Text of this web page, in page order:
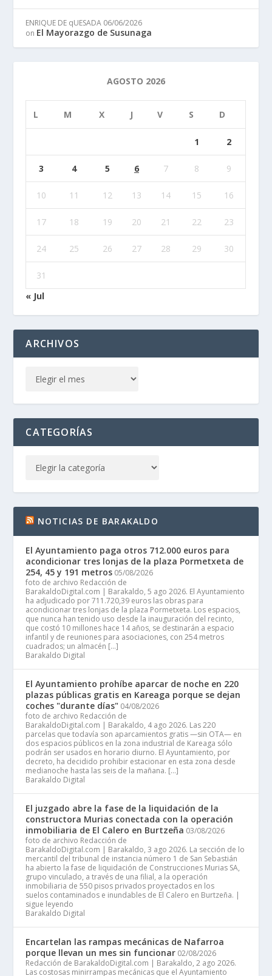
ENRIQUE DE qUESADA 06/06/2026
on El Mayorazgo de Susunaga
AGOSTO 2026
L M X J V S D
1 2
3 4 5 6 7 8 9
10 11 12 13 14 15 16
17 18 19 20 21 22 23
24 25 26 27 28 29 30
31
« Jul
ARCHIVOS
CATEGORÍAS
NOTICIAS DE BARAKALDO
El Ayuntamiento paga otros 712.000 euros para
acondicionar tres lonjas de la plaza Pormetxeta de
254, 45 y 191 metros 05/08/2026
foto de archivo Redacción de
BarakaldoDigital.com | Barakaldo, 5 ago 2026. El Ayuntamiento
ha adjudicado por 711.720,39 euros las obras para
acondicionar tres lonjas de la plaza Pormetxeta. Los espacios,
que nunca han tenido uso desde la inauguración del recinto,
que costó 10 millones hace 14 años, se destinarán a espacio
infantil y de reuniones para asociaciones, con 254 metros
cuadrados; un almacén […]
Barakaldo Digital
El Ayuntamiento prohíbe aparcar de noche en 220
plazas públicas gratis en Kareaga porque se dejan
coches "durante días" 04/08/2026
foto de archivo Redacción de
BarakaldoDigital.com | Barakaldo, 4 ago 2026. Las 220
parcelas que todavía son aparcamientos gratis —sin OTA— en
dos espacios públicos en la zona industrial de Kareaga sólo
podrán ser usados en horario diurno. El Ayuntamiento, por
decreto, ha decidido prohibir estacionar en esta zona desde
medianoche hasta las seis de la mañana. […]
Barakaldo Digital
El juzgado abre la fase de la liquidación de la
constructora Murias conectada con la operación
inmobiliaria de El Calero en Burtzeña 03/08/2026
foto de archivo Redacción de
BarakaldoDigital.com | Barakaldo, 3 ago 2026. La sección de lo
mercantil del tribunal de instancia número 1 de San Sebastián
ha abierto la fase de liquidación de Construcciones Murias SA,
grupo vinculado, a través de una filial, a la operación
inmobiliaria de 550 pisos privados proyectados en los
suelos contaminados e inundables de El Calero en Burtzeña. |
sigue leyendo
Barakaldo Digital
Encartelan las rampas mecánicas de Nafarroa
porque llevan un mes sin funcionar 02/08/2026
Redacción de BarakaldoDigital.com | Barakaldo, 2 ago 2026.
Las costosas minirrampas mecánicas que el Ayuntamiento